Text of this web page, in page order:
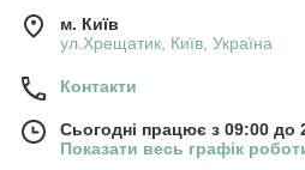
м. Київ
ул.Хрещатик, Київ, Україна
Контакти
Сьогодні працює з 09:00 до
Показати весь графік